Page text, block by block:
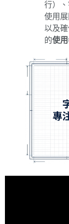
行）
使用
以及
的使